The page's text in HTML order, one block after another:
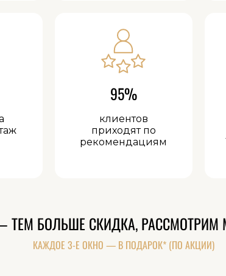
95%
клиентов
приходят по
рекомендациям
БОЛЬШЕ СКИДКА,
КАЖДОЕ 3-Е ОКНО — В ПОДАРОК* (ПО АКЦИИ)